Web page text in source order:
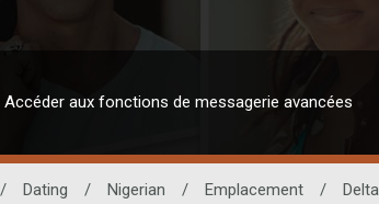
Accéder aux fonctions de messagerie avancées
/ Dating / Nigerian / Emplacement / Delta